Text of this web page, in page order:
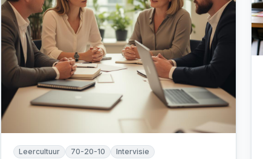
Leercultuur 70-20-10 Intervisie